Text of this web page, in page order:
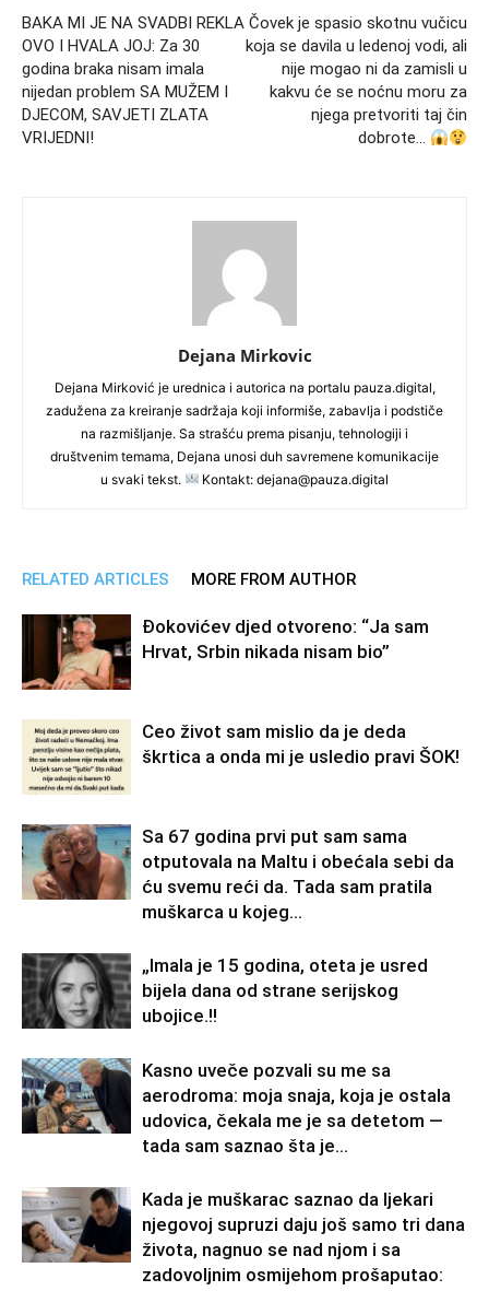
BAKA MI JE NA SVADBI REKLA
OVO I HVALA JOJ: Za 30
godina braka nisam imala
nijedan problem SA MUŽEM I
DJECOM, SAVJETI ZLATA
VRIJEDNI!
Čovek je spasio skotnu vučicu
koja se davila u ledenoj vodi, ali
nije mogao ni da zamisli u
kakvu će se noćnu moru za
njega pretvoriti taj čin
dobrote…
Dejana Mirkovic
Dejana Mirković je urednica i autorica na portalu pauza.digital,
zadužena za kreiranje sadržaja koji informiše, zabavlja i podstiče
na razmišljanje. Sa strašću prema pisanju, tehnologiji i
društvenim temama, Dejana unosi duh savremene komunikacije
u svaki tekst.
Kontakt: dejana@pauza.digital
RELATED ARTICLES MORE FROM AUTHOR
Đokovićev djed otvoreno: “Ja sam
Hrvat, Srbin nikada nisam bio”
Ceo život sam mislio da je deda
škrtica a onda mi je usledio pravi ŠOK!
Sa 67 godina prvi put sam sama
otputovala na Maltu i obećala sebi da
ću svemu reći da. Tada sam pratila
muškarca u kojeg...
„Imala je 15 godina, oteta je usred
bijela dana od strane serijskog
ubojice.!!
Kasno uveče pozvali su me sa
aerodroma: moja snaja, koja je ostala
udovica, čekala me je sa detetom —
tada sam saznao šta je...
Kada je muškarac saznao da ljekari
njegovoj supruzi daju još samo tri dana
života, nagnuo se nad njom i sa
zadovoljnim osmijehom prošaputao: